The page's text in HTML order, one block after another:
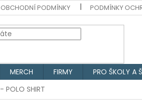
OBCHODNÍ PODMÍNKY PODMÍNKY
MERCH FIRMY PRO ŠKOLY A
POLO SHIRT